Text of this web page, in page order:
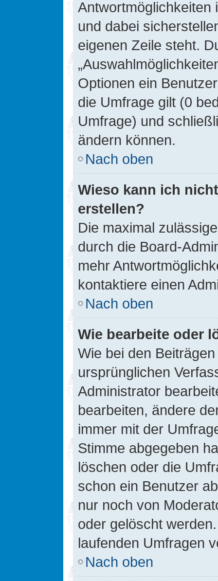
Antwortmöglichkeiten
und dabei
eigenen Zeile steht.
Optionen ein
die Umfrage gilt (0
Umfrage) und
ändern können.
Nach oben
Wieso kann ich
erstellen?
Die maximal
durch die Board-
mehr
kontaktiere einen
Nach oben
Wie bearbeite oder
Wie bei den
ursprünglichen
Administrator
bearbeiten, ändere
immer mit der
Stimme abgegeben
löschen oder die
schon ein Benutzer
nur noch von
oder gelöscht
laufenden Umfragen
Nach oben